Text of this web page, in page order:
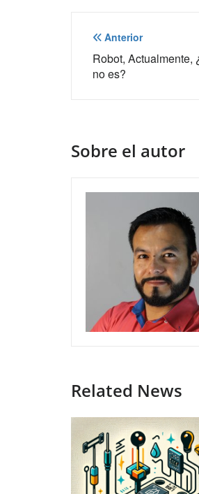
Navegación
de
entradas
Anterior
Robot, Actualmente,
no es?
Sobre el autor
Related News